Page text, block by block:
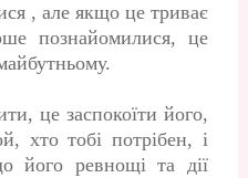
, але якщо це триває
познайомилися, це
це заспокоїти його,
хто тобі потрібен, і
його ревнощі та дії